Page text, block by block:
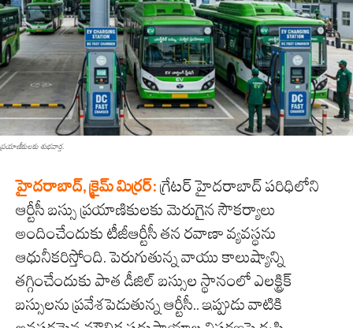
ప్ర‌యాణీకుల‌కు శుభవార్త‌.
హైదరాబాద్, క్రైమ్ మిర్ర‌ర్: గ్రేటర్ హైదరాబాద్ పరిధిలోని
ఆర్టీసీ బస్సు ప్రయాణికులకు మెరుగైన సౌకర్యాలు
అందించేందుకు టీజీఆర్టీసీ తన రవాణా వ్యవస్థను
ఆధునీకరిస్తోంది. పెరుగుతున్న వాయు కాలుష్యాన్ని
తగ్గించేందుకు పాత డీజిల్ బస్సుల స్థానంలో ఎలక్ట్రిక్
బస్సులను ప్రవేశపెడుతున్న ఆర్టీసీ.. ఇప్పుడు వాటికి